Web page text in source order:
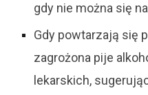
gdy nie można się
Gdy powtarzają się
zagrożona pije
lekarskich,